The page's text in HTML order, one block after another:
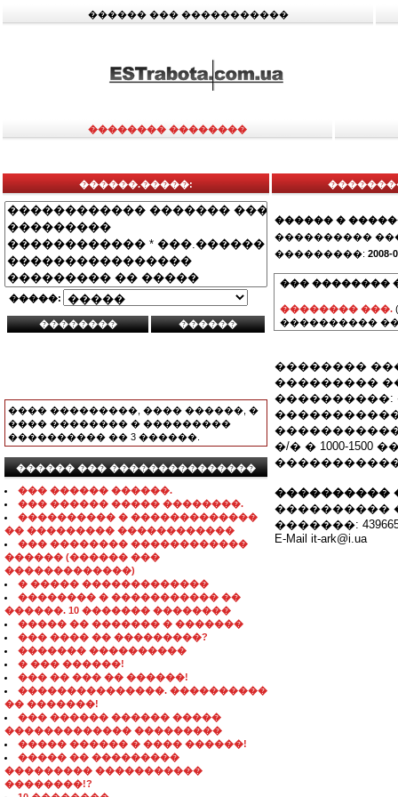
������ ��� �����������
�������� ��������
������.�����:
�����:
���� ���������, ���� ������, �
���� �������� � ���������
���������� �� 3 ������.
������ ��� ���������������
��� ������ ������.
��� ������ ����� ��������.
���������� � �������������
�� ��������� ������������
��� �������� ������������
������ (������ ���
�������������)
� ����� �������������
�������� � ����������� ��
������. 10 ������� ��������
����� �� ������� � �������
��� ���� �� ���������?
������� ����������
� ��� ������!
��� �� ��� �� ������!
���������������. ����������
�� �������!
��� ������ ������ �����
������������� ���������
����� ������ � ���� ������!
����� �� ���������
��������� �����������
��������!?
������ �
����������
���������: 2008-
��� ��������
�������� ���.
����������
��������
���������
����������:
�/� � 1000-
����������
����������
�������:
E-Mail it-ark@i.ua